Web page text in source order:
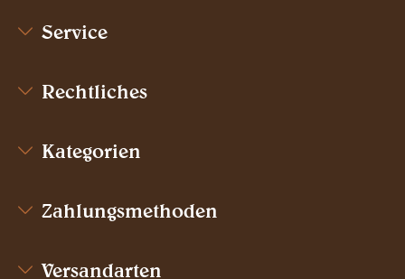
Service
Rechtliches
Kategorien
Zahlungsmethoden
Versandarten